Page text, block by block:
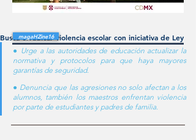
Busca erradicar violencia escolar con iniciativa de Ley
● Urge a las autoridades de educación actualizar la
normativa y protocolos para que haya mayores
garantías de seguridad.
● Denuncia que las agresiones no solo afectan a los
alumnos, también los maestros enfrentan violencia
por parte de estudiantes y padres de familia.
magaHZine16